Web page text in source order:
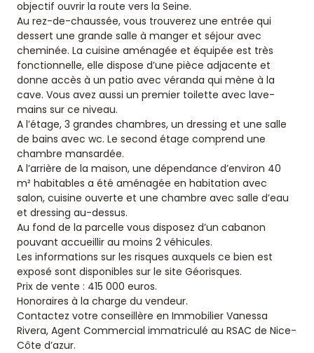
objectif ouvrir la route vers la Seine.
Au rez-de-chaussée, vous trouverez une entrée qui
dessert une grande salle à manger et séjour avec
cheminée. La cuisine aménagée et équipée est très
fonctionnelle, elle dispose d’une pièce adjacente et
donne accès à un patio avec véranda qui mène à la
cave. Vous avez aussi un premier toilette avec lave-
mains sur ce niveau.
A l’étage, 3 grandes chambres, un dressing et une salle
de bains avec wc. Le second étage comprend une
chambre mansardée.
A l’arrière de la maison, une dépendance d’environ 40
m² habitables a été aménagée en habitation avec
salon, cuisine ouverte et une chambre avec salle d’eau
et dressing au-dessus.
Au fond de la parcelle vous disposez d’un cabanon
pouvant accueillir au moins 2 véhicules.
Les informations sur les risques auxquels ce bien est
exposé sont disponibles sur le site Géorisques.
Prix de vente : 415 000 euros.
Honoraires à la charge du vendeur.
Contactez votre conseillère en Immobilier Vanessa
Rivera, Agent Commercial immatriculé au RSAC de Nice-
Côte d’azur.